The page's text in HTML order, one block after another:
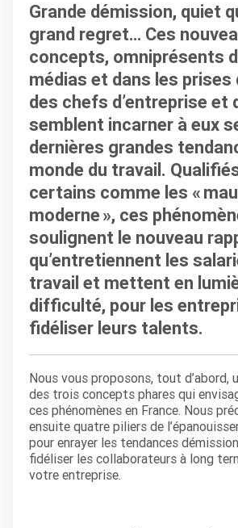
Grande démission, quiet
grand regret… Ces
concepts, omniprésents
médias et dans les prises
des chefs d’entreprise et
semblent incarner à eux
dernières grandes
monde du travail.
certains comme les «
moderne », ces
soulignent le nouveau
qu’entretiennent les
travail et mettent en
difficulté, pour les
fidéliser leurs talents.
Nous vous proposons, tout d’abord,
des trois concepts phares qui
ces phénomènes en France. Nous
ensuite quatre piliers de
pour enrayer les tendances
fidéliser les collaborateurs à long
votre entreprise.